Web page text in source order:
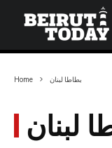
Home بطاطا لبنان
لبنان